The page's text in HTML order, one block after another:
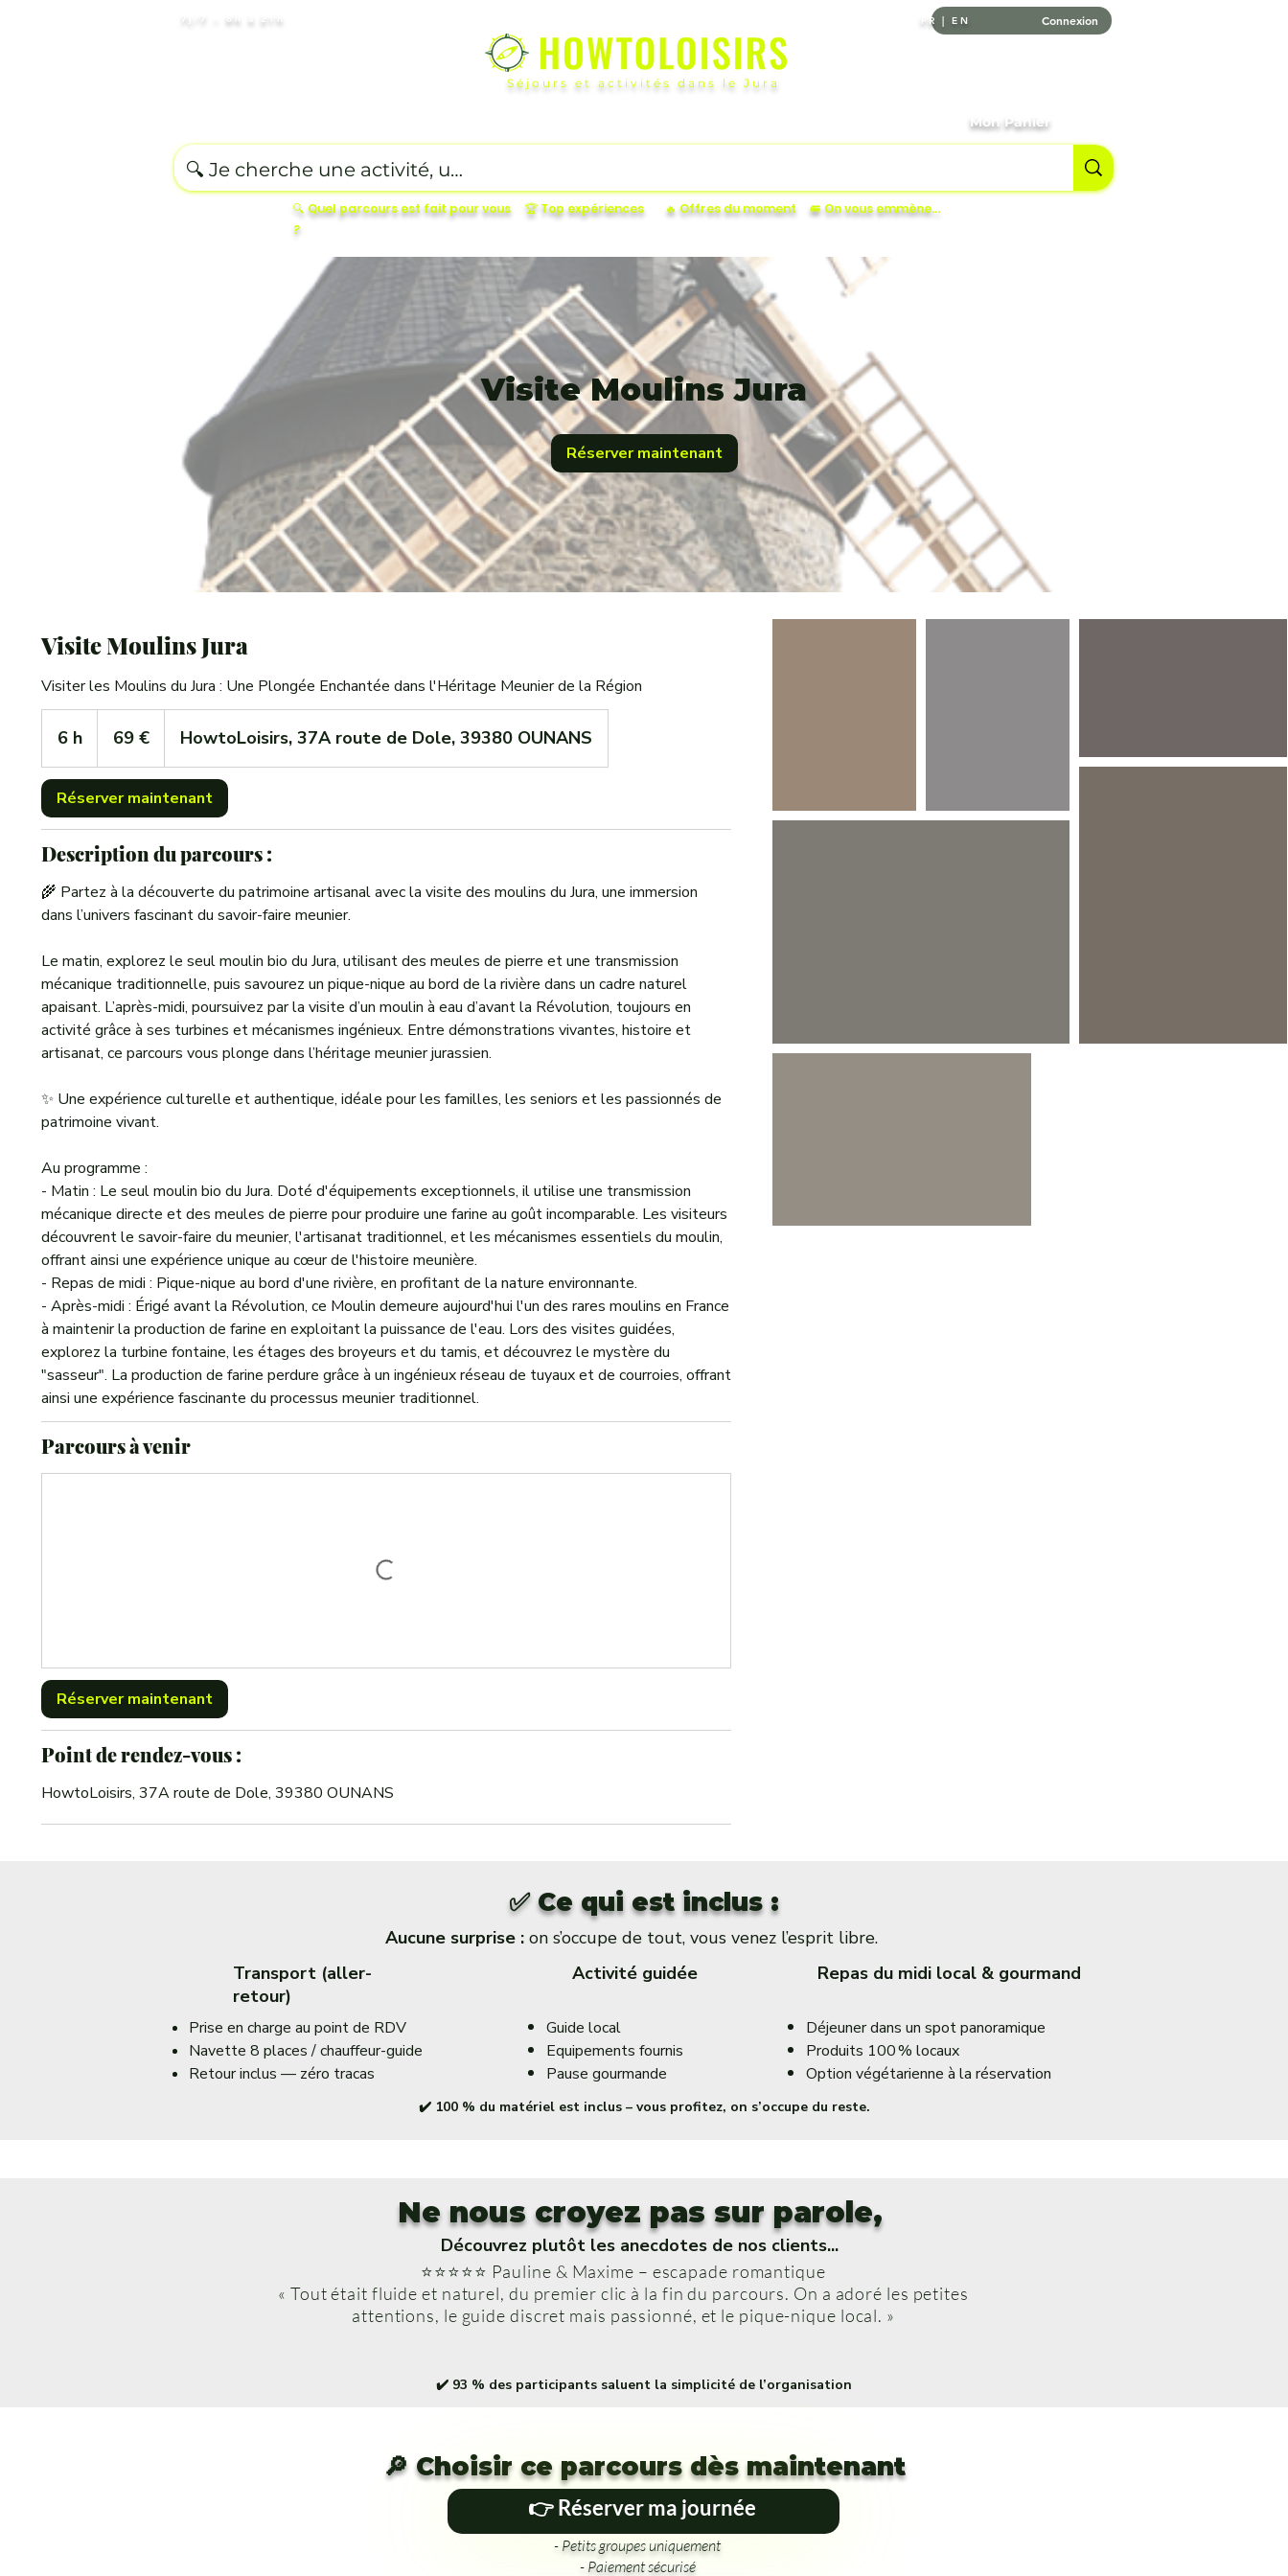
7j/7 – 8h à 21h Connexion
FR | EN
Séjours et activités dans le Jura
Mon Panier
🔍 Quel parcours est fait pour vous
?
🏆 Top expériences 🔥 Offres du moment 🚐 On vous emmène…
Visite Moulins Jura
Réserver maintenant
Visite Moulins Jura
Visiter les Moulins du Jura : Une Plongée Enchantée dans l'Héritage Meunier de la Région
6 h
h
69 € HowtoLoisirs, 37A route de Dole, 39380 OUNANS
Réserver maintenant
Description du parcours :
🌾 Partez à la découverte du patrimoine artisanal avec la visite des moulins du Jura, une immersion
dans l’univers fascinant du savoir-faire meunier.
Le matin, explorez le seul moulin bio du Jura, utilisant des meules de pierre et une transmission
mécanique traditionnelle, puis savourez un pique-nique au bord de la rivière dans un cadre naturel
apaisant. L’après-midi, poursuivez par la visite d’un moulin à eau d’avant la Révolution, toujours en
activité grâce à ses turbines et mécanismes ingénieux. Entre démonstrations vivantes, histoire et
artisanat, ce parcours vous plonge dans l’héritage meunier jurassien.
✨ Une expérience culturelle et authentique, idéale pour les familles, les seniors et les passionnés de
patrimoine vivant.
Au programme :
- Matin : Le seul moulin bio du Jura. Doté d'équipements exceptionnels, il utilise une transmission
mécanique directe et des meules de pierre pour produire une farine au goût incomparable. Les visiteurs
découvrent le savoir-faire du meunier, l'artisanat traditionnel, et les mécanismes essentiels du moulin,
offrant ainsi une expérience unique au cœur de l'histoire meunière.
- Repas de midi : Pique-nique au bord d'une rivière, en profitant de la nature environnante.
- Après-midi : Érigé avant la Révolution, ce Moulin demeure aujourd'hui l'un des rares moulins en France
à maintenir la production de farine en exploitant la puissance de l'eau. Lors des visites guidées,
explorez la turbine fontaine, les étages des broyeurs et du tamis, et découvrez le mystère du
"sasseur". La production de farine perdure grâce à un ingénieux réseau de tuyaux et de courroies, offrant
ainsi une expérience fascinante du processus meunier traditionnel.
Parcours à venir
Réserver maintenant
Point de rendez-vous :
HowtoLoisirs, 37A route de Dole, 39380 OUNANS
✅ Ce qui est inclus :
Aucune surprise : on s’occupe de tout, vous venez l’esprit libre.
Transport (aller-
retour)
Prise en charge au point de RDV
Navette 8 places / chauffeur-guide
Retour inclus — zéro tracas
Activité guidée
Guide local
Equipements fournis
Pause gourmande
Repas du midi local & gourmand
Déjeuner dans un spot panoramique
Produits 100 % locaux
Option végétarienne à la réservation
✔️ 100 % du matériel est inclus – vous profitez, on s’occupe du reste.
Ne nous croyez pas sur parole,
Découvrez plutôt les anecdotes de nos clients...
⭐⭐⭐⭐⭐ Pauline & Maxime – escapade romantique
« Tout était fluide et naturel, du premier clic à la fin du parcours. On a adoré les petites
attentions, le guide discret mais passionné, et le pique-nique local. »
✔️ 93 % des participants saluent la simplicité de l’organisation
🔎 Choisir ce parcours dès maintenant
👉 Réserver ma journée
- Petits groupes uniquement
- Paiement sécurisé